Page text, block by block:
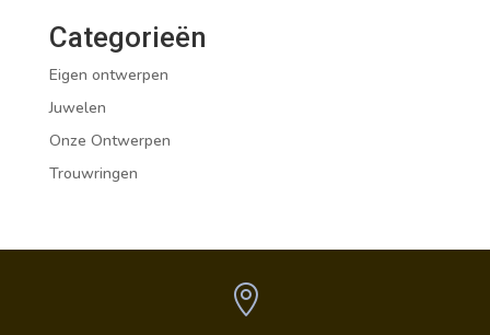
Categorieën
Eigen ontwerpen
Juwelen
Onze Ontwerpen
Trouwringen
